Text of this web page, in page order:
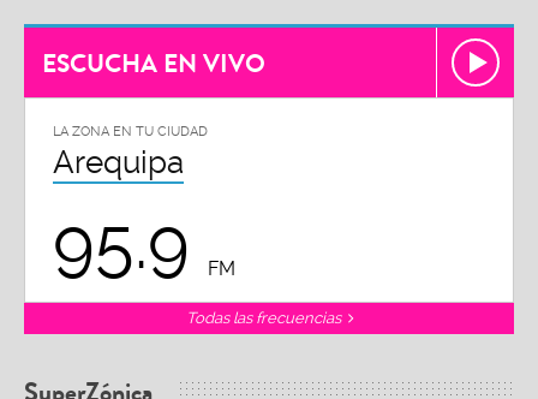
ESCUCHA EN VIVO
LA ZONA EN TU CIUDAD
Arequipa
95.9 FM
Todas las frecuencias